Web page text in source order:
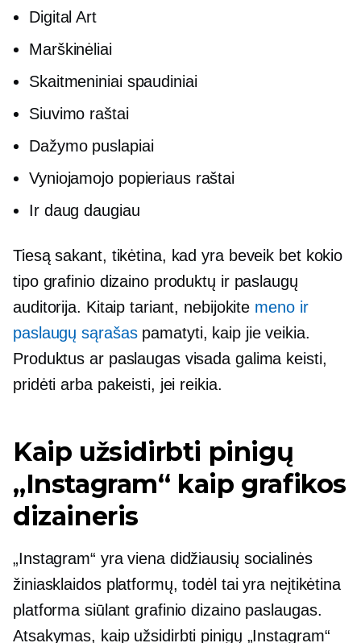
Digital Art
Marškinėliai
Skaitmeniniai spaudiniai
Siuvimo raštai
Dažymo puslapiai
Vyniojamojo popieriaus raštai
Ir daug daugiau
Tiesą sakant, tikėtina, kad yra beveik bet kokio
tipo grafinio dizaino produktų ir paslaugų
auditorija. Kitaip tariant, nebijokite meno ir
paslaugų sąrašaspamatyti, kaip jie veikia.
Produktus ar paslaugas visada galima keisti,
pridėti arba pakeisti, jei reikia.
Kaip užsidirbti pinigų
„Instagram“ kaip grafikos
dizaineris
„Instagram“ yra viena didžiausių socialinės
žiniasklaidos platformų, todėl tai yra neįtikėtina
platforma siūlant grafinio dizaino paslaugas.
Atsakymas, kaip užsidirbti pinigų „Instagram“